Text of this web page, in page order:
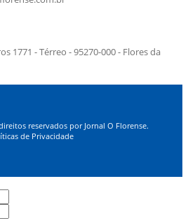
1771 - Térreo - 95270-000 - Flores da
reservados por Jornal O Florense.
de Privacidade